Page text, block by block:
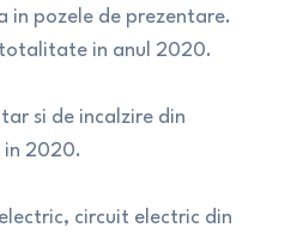
in pozele de prezentare.
in anul 2020.
si de incalzire din
2020.
circuit electric din